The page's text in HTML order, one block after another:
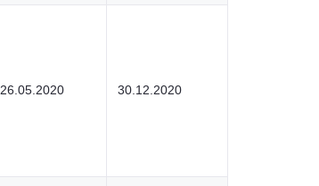
26.05.2020 30.12.2020